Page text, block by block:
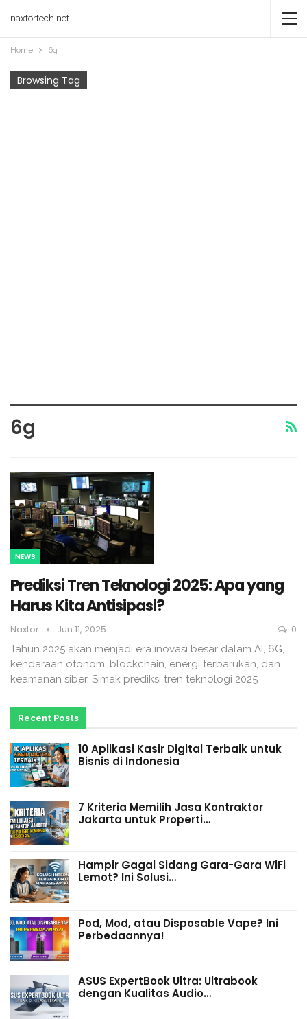
naxtortech.net
Home 6g
Browsing Tag
6g
NEWS
Prediksi Tren Teknologi 2025: Apa yang
Harus Kita Antisipasi?
Naxtor Jun 11, 2025 0
Tahun 2025 akan menjadi era inovasi besar dalam AI, 6G,
kendaraan otonom, blockchain, energi terbarukan, dan
keamanan siber. Simak prediksi tren teknologi 2025
Recent Posts
10 Aplikasi Kasir Digital Terbaik untuk
Bisnis di Indonesia
7 Kriteria Memilih Jasa Kontraktor
Jakarta untuk Properti…
Hampir Gagal Sidang Gara-Gara WiFi
Lemot? Ini Solusi…
Pod, Mod, atau Disposable Vape? Ini
Perbedaannya!
ASUS ExpertBook Ultra: Ultrabook
dengan Kualitas Audio…